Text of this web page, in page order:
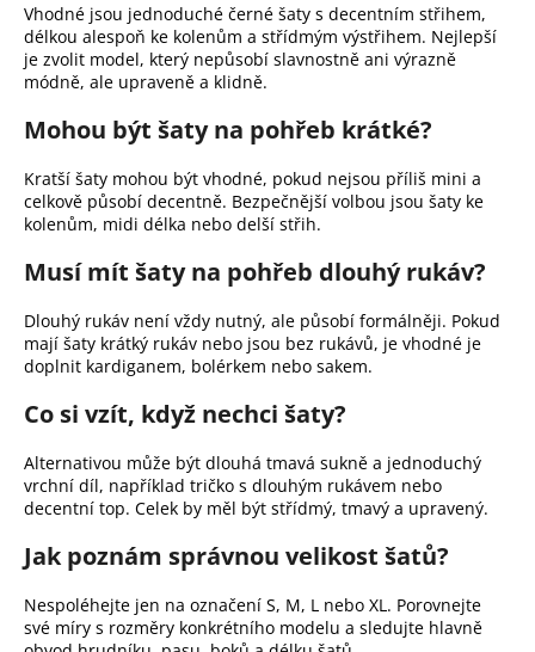
Vhodné jsou jednoduché černé šaty s decentním střihem,
délkou alespoň ke kolenům a střídmým výstřihem. Nejlepší
je zvolit model, který nepůsobí slavnostně ani výrazně
módně, ale upraveně a klidně.
Mohou být šaty na pohřeb krátké?
Kratší šaty mohou být vhodné, pokud nejsou příliš mini a
celkově působí decentně. Bezpečnější volbou jsou šaty ke
kolenům, midi délka nebo delší střih.
Musí mít šaty na pohřeb dlouhý rukáv?
Dlouhý rukáv není vždy nutný, ale působí formálněji. Pokud
mají šaty krátký rukáv nebo jsou bez rukávů, je vhodné je
doplnit kardiganem, bolérkem nebo sakem.
Co si vzít, když nechci šaty?
Alternativou může být dlouhá tmavá sukně a jednoduchý
vrchní díl, například tričko s dlouhým rukávem nebo
decentní top. Celek by měl být střídmý, tmavý a upravený.
Jak poznám správnou velikost šatů?
Nespoléhejte jen na označení S, M, L nebo XL. Porovnejte
své míry s rozměry konkrétního modelu a sledujte hlavně